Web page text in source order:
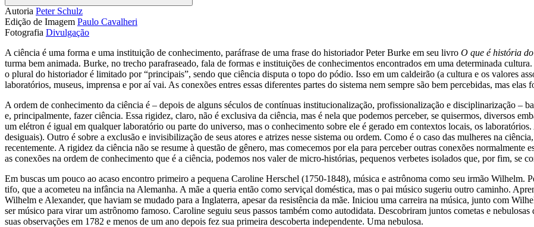
Compartilhar
Autoria Peter Schulz
Edição de Imagem Paulo Cavalheri
Fotografia Divulgação
A ciência é uma forma e uma instituição de conhecimento, paráfrase de uma frase do historiador Peter Burke em seu livro O que é história
turma bem animada. Burke, no trecho parafraseado, fala de formas e instituições de conhecimentos encontrados em uma determinada
o plural do historiador é limitado por “principais”, sendo que ciência disputa o topo do pódio. Isso em um caldeirão (a cultura e os valores
laboratórios, museus, imprensa e por aí vai. As conexões entres essas diferentes partes do sistema nem sempre são bem percebidas, mas
A ordem de conhecimento da ciência é – depois de alguns séculos de contínuas institucionalização, profissionalização e disciplinarização –
e, principalmente, fazer ciência. Essa rigidez, claro, não é exclusiva da ciência, mas é nela que podemos perceber, se quisermos, diversos
um elétron é igual em qualquer laboratório ou parte do universo, mas o conhecimento sobre ele é gerado em contextos locais, os
desiguais). Outro é sobre a exclusão e invisibilização de seus atores e atrizes nesse sistema ou ordem. Como é o caso das mulheres na
recentemente. A rigidez da ciência não se resume à questão de gênero, mas comecemos por ela para perceber outras conexões
as conexões na ordem de conhecimento que é a ciência, podemos nos valer de micro-histórias, pequenos verbetes isolados que, por fim, se
Em buscas um pouco ao acaso encontro primeiro a pequena Caroline Herschel (1750-1848), música e astrônoma como seu irmão Wilhelm.
tifo, que a acometeu na infância na Alemanha. A mãe a queria então como serviçal doméstica, mas o pai músico sugeriu outro caminho.
Wilhelm e Alexander, que haviam se mudado para a Inglaterra, apesar da resistência da mãe. Iniciou uma carreira na música, junto com
ser músico para virar um astrônomo famoso. Caroline seguiu seus passos também como autodidata. Descobriram juntos cometas e
suas observações em 1782 e menos de um ano depois fez sua primeira descoberta independente. Uma nebulosa.